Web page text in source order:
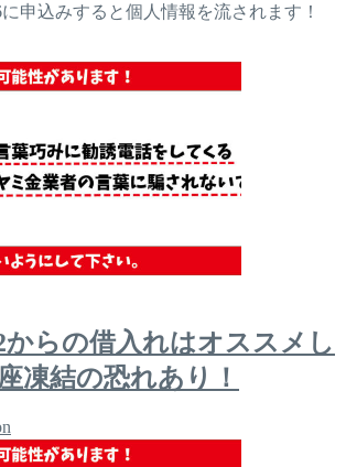
に申込みすると個人情報を流されます！
からの借入れはオススメし
凍結の恐れあり！